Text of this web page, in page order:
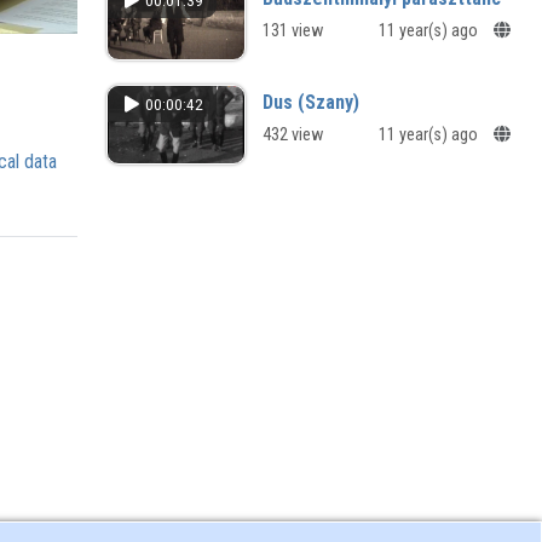
data
131 view 11 year(s) ago
00:00:42 Dus (Szany)
432 view 11 year(s) ago